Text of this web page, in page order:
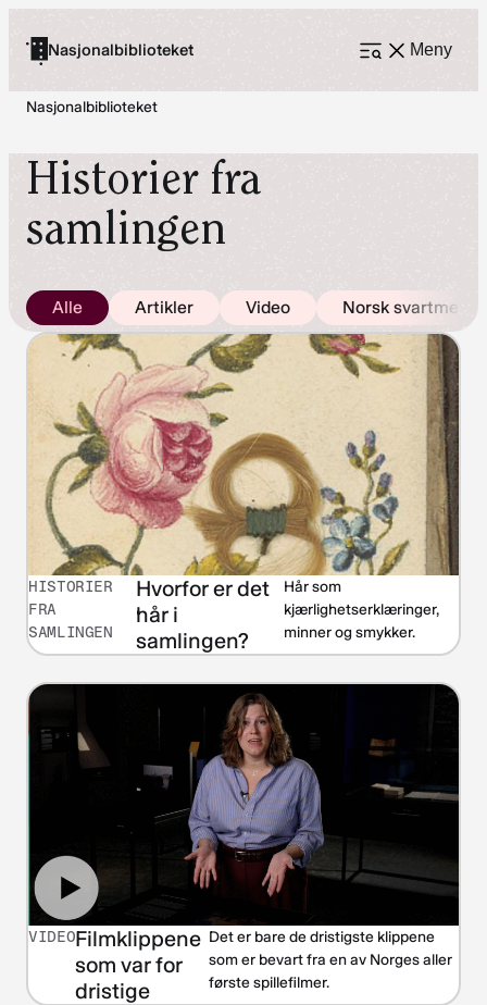
Nasjonalbiblioteket Meny
Åpne
Nasjonalbiblioteket
Historier fra
samlingen
Alle Artikler Video Norsk svartmetall
HISTORIER
FRA
SAMLINGEN
Hvorfor er det
hår i
samlingen?
Hår som
kjærlighetserklæringer,
minner og smykker.
VIDEOFilmklippene
som var for
dristige
Det er bare de dristigste klippene
som er bevart fra en av Norges aller
første spillefilmer.